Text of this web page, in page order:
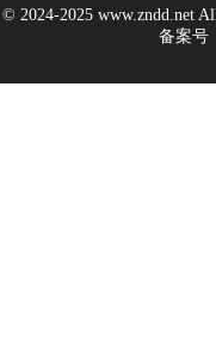
© 2024-2025 www.zndd.net
备案号